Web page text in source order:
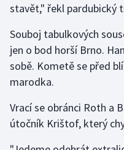
stavět," řekl pardubický
Souboj tabulkových
jen o bod horší Brno.
sobě. Kometě se před
marodka.
Vrací se obránci Roth a
útočník Krištof, který